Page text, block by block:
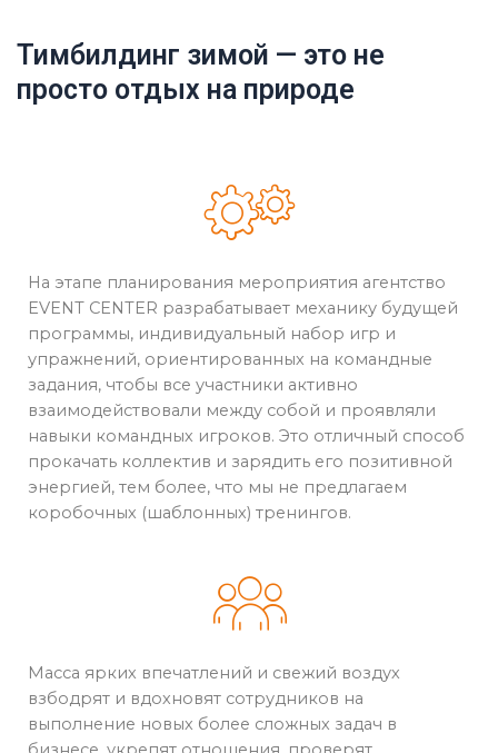
Тимбилдинг зимой — это не
просто отдых на природе
На этапе планирования мероприятия агентство
EVENT CENTER разрабатывает механику будущей
программы, индивидуальный набор игр и
упражнений, ориентированных на командные
задания, чтобы все участники активно
взаимодействовали между собой и проявляли
навыки командных игроков. Это отличный способ
прокачать коллектив и зарядить его позитивной
энергией, тем более, что мы не предлагаем
коробочных (шаблонных) тренингов.
Масса ярких впечатлений и свежий воздух
взбодрят и вдохновят сотрудников на
выполнение новых более сложных задач в